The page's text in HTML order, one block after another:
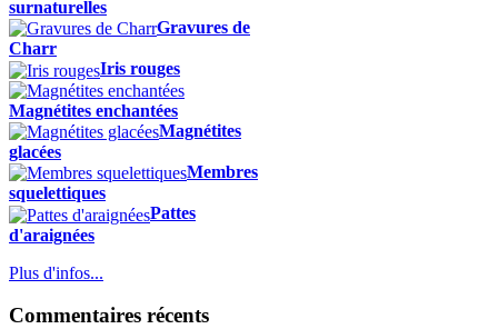
surnaturelles
Gravures de
Charr
Iris rouges
Magnétites enchantées
Magnétites
glacées
Membres
squelettiques
Pattes
d'araignées
Plus d'infos...
Commentaires récents